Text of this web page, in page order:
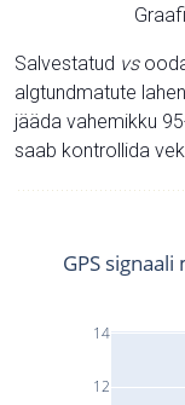
Salvestatud vs
algtundmatute
jääda vahemikku
saab kontrollida
12
14
GPS